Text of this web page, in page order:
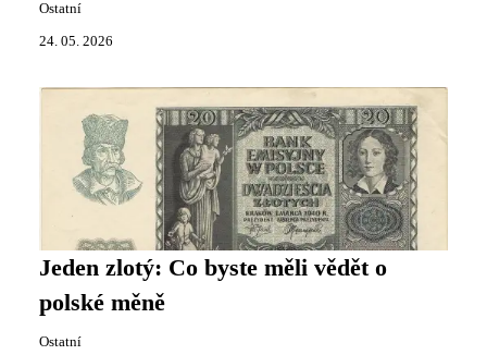
Ostatní
24. 05. 2026
Jeden zlotý: Co byste měli vědět o
polské měně
Ostatní